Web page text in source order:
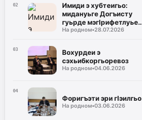
02
Имиди э хубтеигьо:
мидануьге Догъисту
гуьрде мэгIрифетлуье
жовонгьой хуьшдере?
На родном•28.07.2026
03
Вохурдеи э
сэхьибкоргьоревоз
На родном•04.06.2026
04
Форигъэти эри гIэилгьо
На родном•03.06.2026